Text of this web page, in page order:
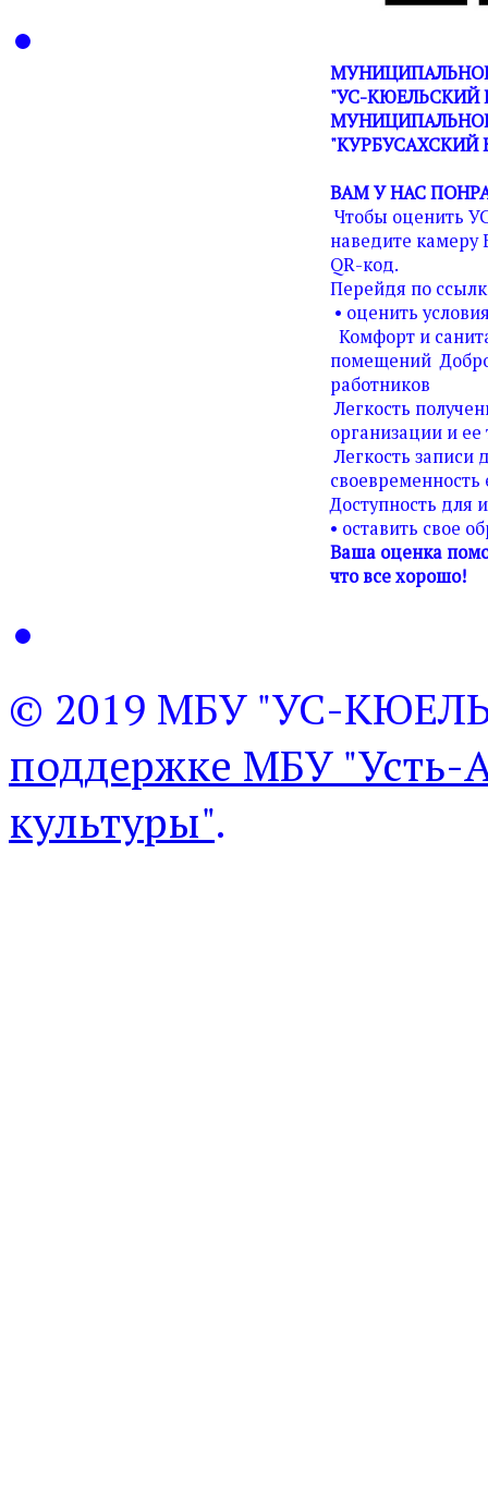
"УС-КЮЕЛЬСКИЙ
"КУРБУСАХСКИЙ
ВАМ У НАС
Чтобы оценить
наведите камеру
QR-код.
Перейдя по
• оценить
Комфорт и
помещений
работников
Легкость
организации и ее
Легкость записи
своевременность
Доступность для
• оставить свое
Ваша оценка
что все хорошо!
© 2019 МБУ "УС-
поддержке МБУ "Усть-
культуры".